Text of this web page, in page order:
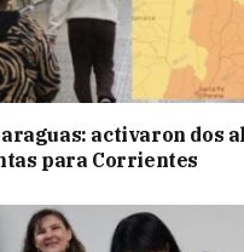
activaron dos
para Corrientes